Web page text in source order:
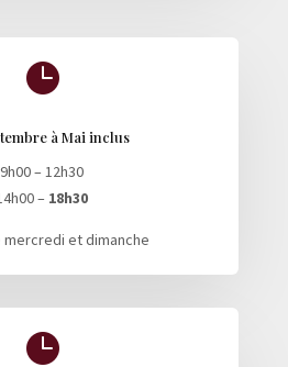

à Mai inclus
9h00 – 12h30
– 18h30
et dimanche
